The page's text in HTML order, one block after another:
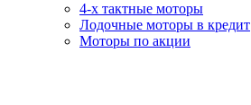
4-х тактные моторы
Лодочные моторы в кредит
Моторы по акции